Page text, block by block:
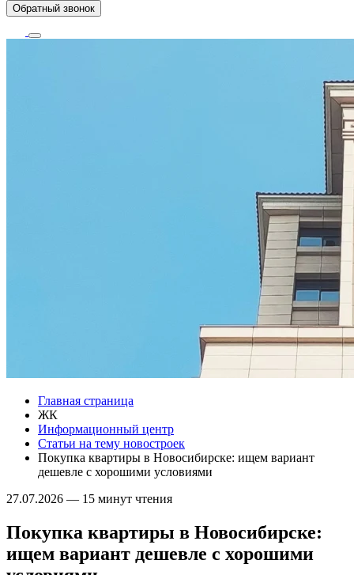
Обратный звонок
Главная страница
ЖК
Информационный центр
Статьи на тему новостроек
Покупка квартиры в Новосибирске: ищем вариант
дешевле с хорошими условиями
27.07.2026 — 15 минут чтения
Покупка квартиры в Новосибирске:
ищем вариант дешевле с хорошими